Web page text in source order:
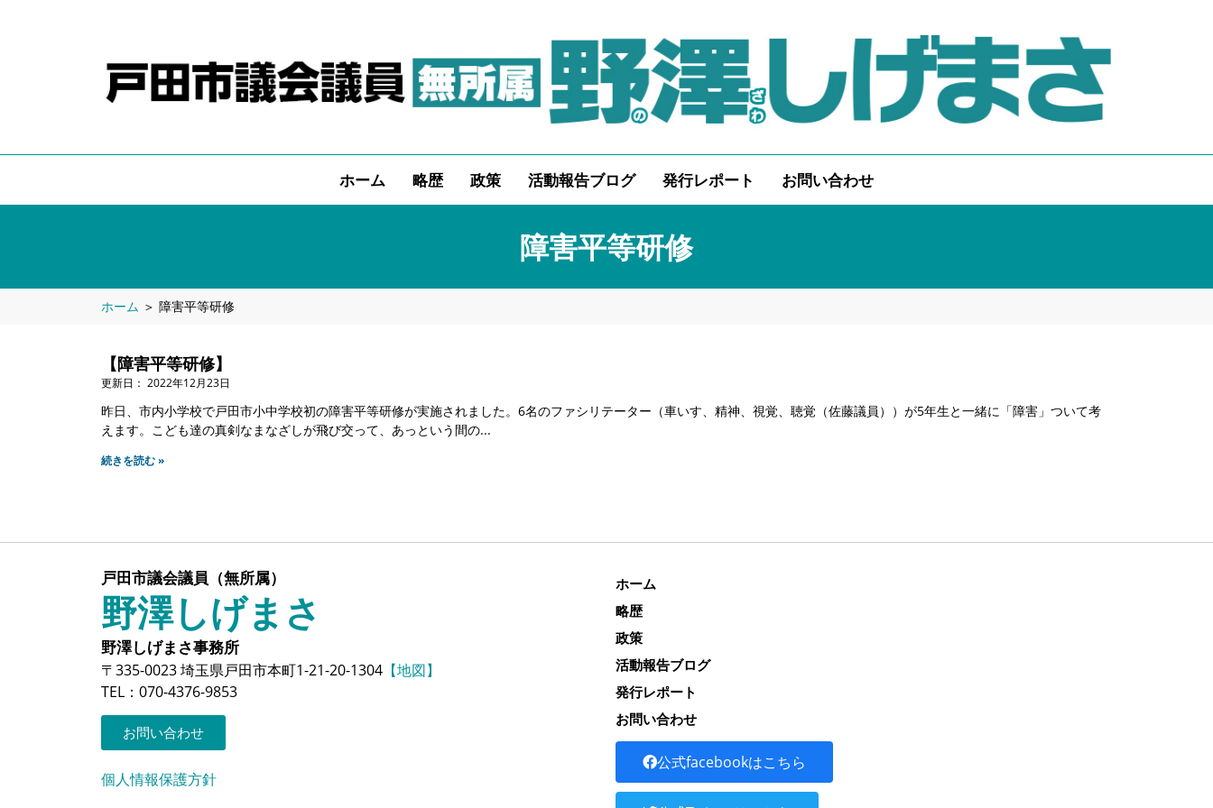
ホーム 略歴 政策 活動報告ブログ 発行レポート お問い合わせ
障害平等研修
ホーム ＞ 障害平等研修
【障害平等研修】
2022年12月23日
昨日、市内小学校で戸田市小中学校初の障害平等研修が実施されました。6名のファシリテーター（車いす、精神、視覚、聴覚（佐藤議員））が5年生と一緒に「障害」ついて考
えます。こども達の真剣なまなざしが飛び交って、あっという間の
続きを読む »
戸田市議会議員（無所属）
野澤しげまさ
野澤しげまさ事務所
〒335-0023 埼玉県戸田市本町1-21-20-1304 【地図】
TEL：070-4376-9853
お問い合わせ
個人情報保護方針
ホーム
略歴
政策
活動報告ブログ
発行レポート
お問い合わせ
公式facebookはこちら